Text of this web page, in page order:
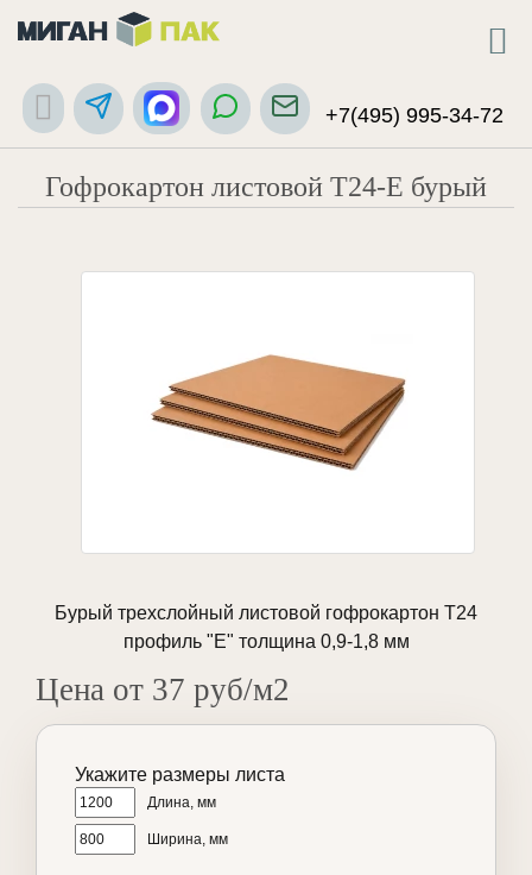
+7(495) 995-34-72
Гофрокартон листовой Т24-Е бурый
Бурый трехслойный листовой гофрокартон Т24
профиль "Е" толщина 0,9-1,8 мм
Цена от 37 руб/м2
Укажите размеры листа
Длина, мм
Ширина, мм